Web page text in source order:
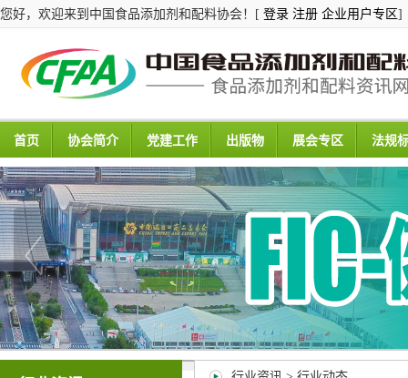
您好，欢迎来到中国食品添加剂和配料协会！[ 登录 注册 企业用户专区]
首页 协会简介 党建工作 出版物 展会专区 法规